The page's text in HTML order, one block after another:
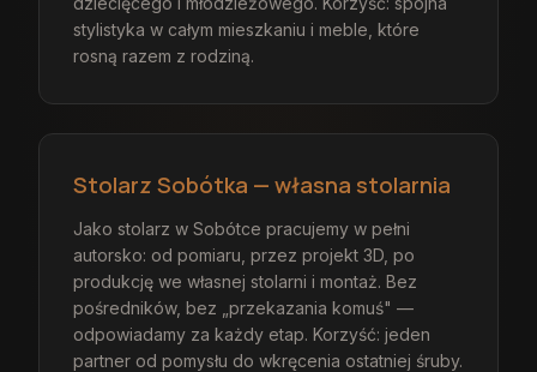
stylistyka w całym mieszkaniu i meble, które
rosną razem z rodziną.
Stolarz Sobótka — własna stolarnia
Jako stolarz w Sobótce pracujemy w pełni
autorsko: od pomiaru, przez projekt 3D, po
produkcję we własnej stolarni i montaż. Bez
pośredników, bez „przekazania komuś" —
odpowiadamy za każdy etap. Korzyść: jeden
partner od pomysłu do wkręcenia ostatniej śruby.